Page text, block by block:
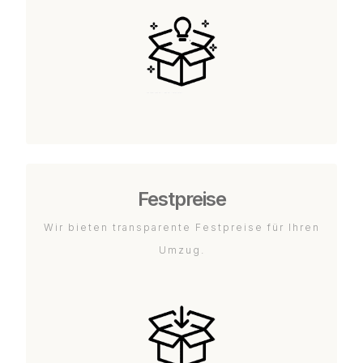
Festpreise
Wir bieten transparente Festpreise für Ihren
Umzug.